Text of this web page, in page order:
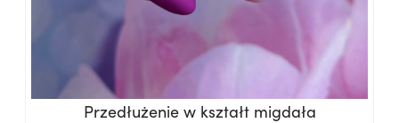
Przedłużenie w kształt migdała